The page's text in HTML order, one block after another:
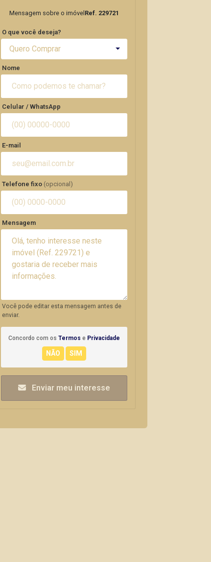
Mensagem sobre o imóvel Ref. 229721
O que você deseja?
Quero Comprar
Nome
Celular / WhatsApp
E-mail
Telefone fixo (opcional)
Mensagem
Você pode editar esta mensagem antes de
enviar.
Concordo com os Termos e Privacidade
Enviar meu interesse